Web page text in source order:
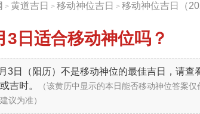
> 黄道吉日 > 移动神位吉日 > 移动神位吉日（
3日 适合移动神位吗？
3日（阳历）不是移动神位的最佳吉日，请查
吉时。
（该黄历中显示的本日能否移动神位答案
议为准）